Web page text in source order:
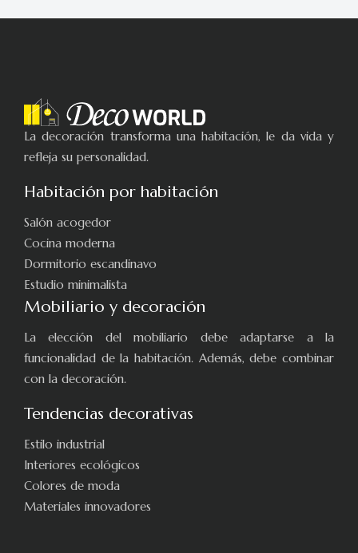
La decoración transforma una habitación, le da vida y
refleja su personalidad.
Habitación por habitación
Salón acogedor
Cocina moderna
Dormitorio escandinavo
Estudio minimalista
Mobiliario y decoración
La elección del mobiliario debe adaptarse a la
funcionalidad de la habitación. Además, debe combinar
con la decoración.
Tendencias decorativas
Estilo industrial
Interiores ecológicos
Colores de moda
Materiales innovadores